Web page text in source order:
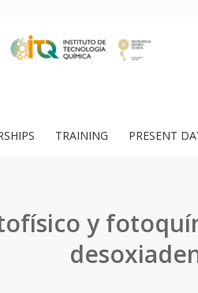
TRAINING PRESENT
y